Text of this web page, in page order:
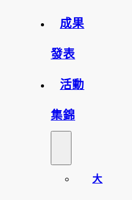
成果
發表
活動
集錦
大